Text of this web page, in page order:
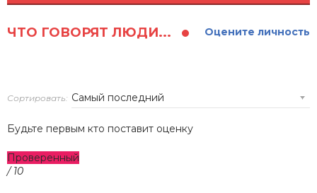
ЧТО ГОВОРЯТ ЛЮДИ... Оцените личность
Сортировать:
Будьте первым кто поставит оценку
Проверенный
/ 10